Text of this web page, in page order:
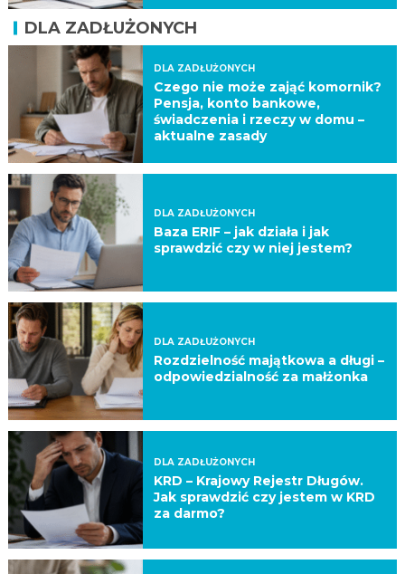
DLA ZADŁUŻONYCH
DLA ZADŁUŻONYCH
Czego nie może zająć komornik?
Pensja, konto bankowe,
świadczenia i rzeczy w domu –
aktualne zasady
DLA ZADŁUŻONYCH
Baza ERIF – jak działa i jak
sprawdzić czy w niej jestem?
DLA ZADŁUŻONYCH
Rozdzielność majątkowa a długi –
odpowiedzialność za małżonka
DLA ZADŁUŻONYCH
KRD – Krajowy Rejestr Długów.
Jak sprawdzić czy jestem w KRD
za darmo?